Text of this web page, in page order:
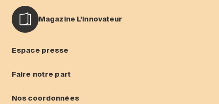
Magazine L’Innovateur
Espace presse
Faire notre part
Nos coordonnées